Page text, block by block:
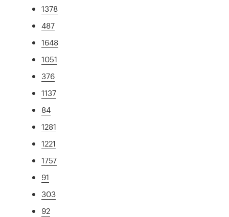
1378
487
1648
1051
376
1137
84
1281
1221
1757
91
303
92